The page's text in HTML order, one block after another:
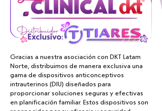
Gracias a nuestra asociación con DKT Latam
Norte, distribuimos de manera exclusiva una
gama de dispositivos anticonceptivos
intrauterinos (DIU) diseñados para
proporcionar soluciones seguras y efectivas
en planificación familiar. Estos dispositivos son